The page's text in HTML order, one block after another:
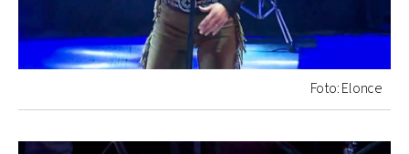
Foto: Elonce